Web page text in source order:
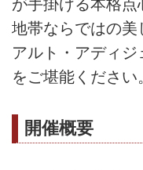
が手掛ける本格
地帯ならではの美
アルト・アディジ
をご堪能ください
開催概要